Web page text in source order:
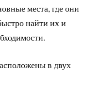
места, где они
найти их и
в двух